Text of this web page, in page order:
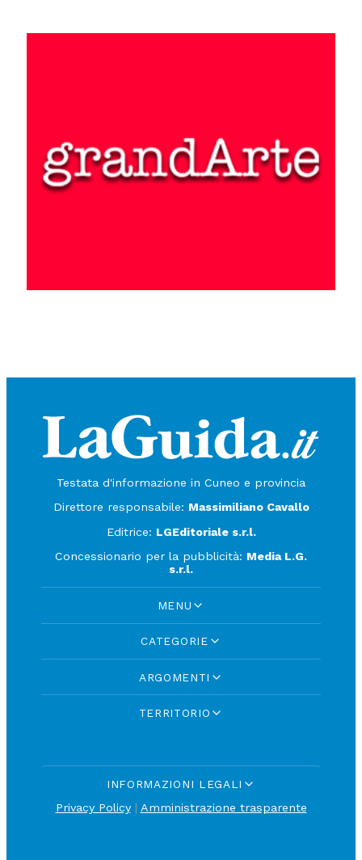
Testata d'informazione in Cuneo e provincia
Direttore responsabile: Massimiliano Cavallo
Editrice: LGEditoriale s.r.l.
Concessionario per la pubblicità: Media L.G.
s.r.l.
MENU
CATEGORIE
ARGOMENTI
TERRITORIO
INFORMAZIONI LEGALI
Privacy Policy| Amministrazione trasparente